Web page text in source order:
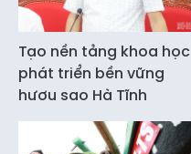
Tạo nền tảng khoa học
phát triển bền vững
hươu sao Hà Tĩnh